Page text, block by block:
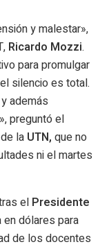
y malestar»,
Ricardo Mozzi.
para promulgar
silencio es total.
además
preguntó el
la UTN, que no
ni el martes
el Presidente
dólares para
de los docentes